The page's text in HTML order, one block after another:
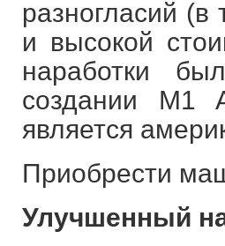
разногласий
и высокой
наработки
создании M1
является
Приобрести
Улучшенный